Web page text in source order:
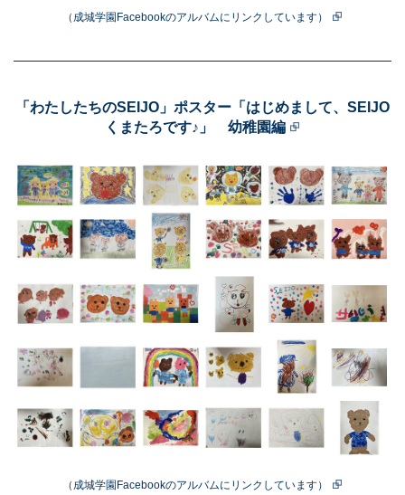
（成城学園Facebookのアルバムにリンクしています）
「わたしたちのSEIJO」ポスター「はじめまして、SEIJO
くまたろです♪」 幼稚園編
（成城学園Facebookのアルバムにリンクしています）